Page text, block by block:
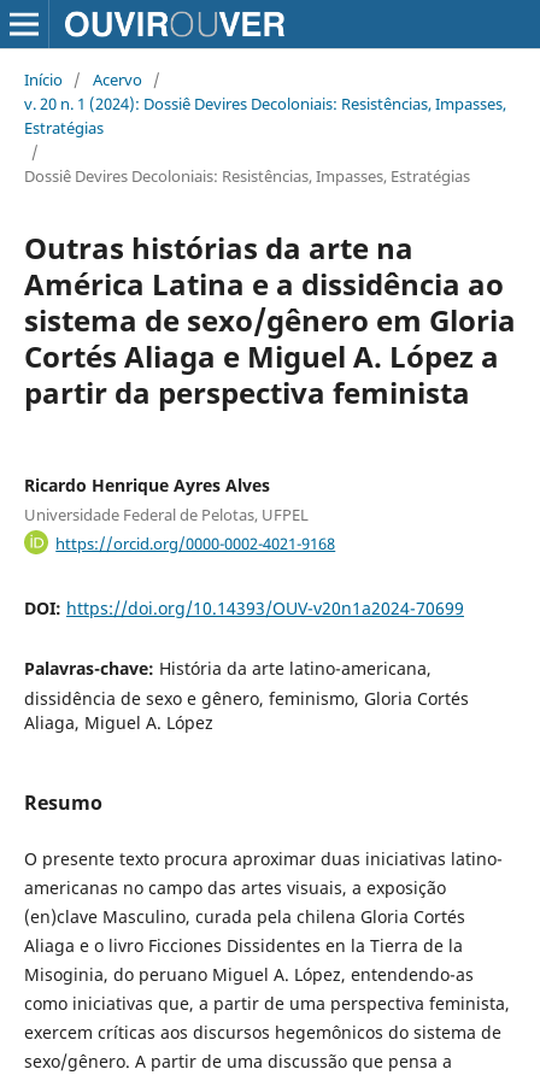
Início / Acervo /
v. 20 n. 1 (2024): Dossiê Devires Decoloniais: Resistências, Impasses,
Estratégias
/
Dossiê Devires Decoloniais: Resistências, Impasses, Estratégias
Outras histórias da arte na
América Latina e a dissidência ao
sistema de sexo/gênero em Gloria
Cortés Aliaga e Miguel A. López a
partir da perspectiva feminista
Ricardo Henrique Ayres Alves
Universidade Federal de Pelotas, UFPEL
https://orcid.org/0000-0002-4021-9168
DOI: https://doi.org/10.14393/OUV-v20n1a2024-70699
Palavras-chave: História da arte latino-americana,
dissidência de sexo e gênero, feminismo, Gloria Cortés
Aliaga, Miguel A. López
Resumo
O presente texto procura aproximar duas iniciativas latino-
americanas no campo das artes visuais, a exposição
(en)clave Masculino, curada pela chilena Gloria Cortés
Aliaga e o livro Ficciones Dissidentes en la Tierra de la
Misoginia, do peruano Miguel A. López, entendendo-as
como iniciativas que, a partir de uma perspectiva feminista,
exercem críticas aos discursos hegemônicos do sistema de
sexo/gênero. A partir de uma discussão que pensa a